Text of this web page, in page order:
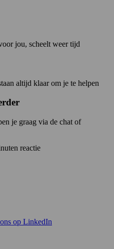
jou, scheelt weer tijd
altijd klaar om je te helpen
je graag via de chat of
reactie